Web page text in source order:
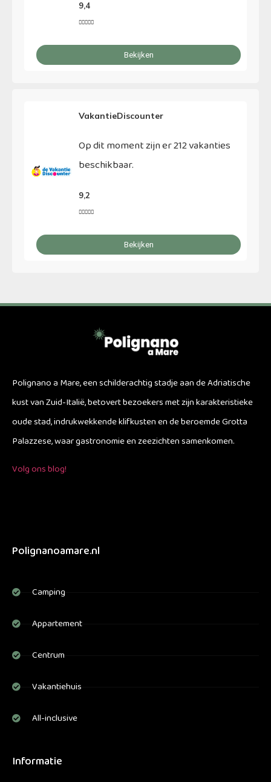
9,4

Bekijken
VakantieDiscounter
Op dit moment zijn er 212 vakanties
beschikbaar.
9,2

Bekijken
Polignano a Mare, een schilderachtig stadje aan de Adriatische
kust van Zuid-Italië, betovert bezoekers met zijn karakteristieke
oude stad, indrukwekkende klifkusten en de beroemde Grotta
Palazzese, waar gastronomie en zeezichten samenkomen.
Volg ons blog!
Polignanoamare.nl
Camping
Appartement
Centrum
Vakantiehuis
All-inclusive
Informatie